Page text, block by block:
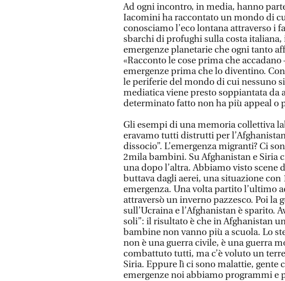
Ad ogni incontro, in media, hanno
Iacomini ha raccontato un mondo di
conosciamo l’eco lontana attraverso i
sbarchi di profughi sulla costa
emergenze planetarie che ogni tanto
«Racconto le cose prima che
emergenze prima che lo diventino.
le periferie del mondo di cui nessuno
mediatica viene presto soppiantata da
determinato fatto non ha più appeal o
Gli esempi di una memoria collettiva
eravamo tutti distrutti per
dissocio”. L’emergenza migranti? Ci
2mila bambini. Su Afghanistan e Siria
una dopo l’altra. Abbiamo visto scene
buttava dagli aerei, una situazione
emergenza. Una volta partito l’ultimo
attraversò un inverno pazzesco. Poi la
sull’Ucraina e l’Afghanistan è sparito.
soli”: il risultato è che in Afghanistan
bambine non vanno più a scuola. Lo
non è una guerra civile, è una guerra
combattuto tutti, ma c’è voluto un
Siria. Eppure lì ci sono malattie, gente
emergenze noi abbiamo programmi e